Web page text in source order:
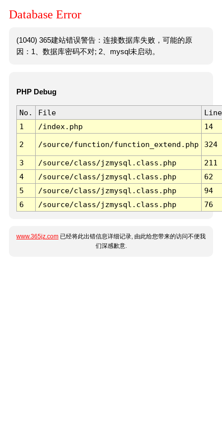
Database Error
(1040) 365建站错误警告：连接数据库失败，可能的原
因：1、数据库密码不对; 2、mysql未启动。
PHP Debug
No. File
Line
1
/index.php 14
2 /source/function/function_extend.php 324
3 /source/class/jzmysql.class.php
211
4
/source/class/jzmysql.class.php
62
5
/source/class/jzmysql.class.php
94
6
/source/class/jzmysql.class.php 76
www.365jz.com 已经将此出错信息详细记录, 由此给您带来的访问不便我
们深感歉意.